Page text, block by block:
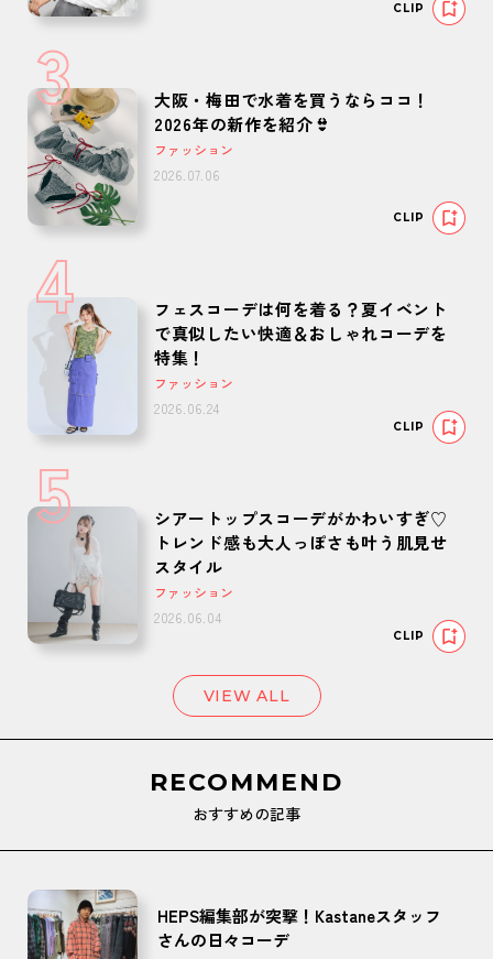
CLIP
3
大阪・梅田で水着を買うならココ！
2026年の新作を紹介👙
ファッション
2026.07.06
CLIP
4
フェスコーデは何を着る？夏イベント
で真似したい快適＆おしゃれコーデを
特集！
ファッション
2026.06.24
CLIP
5
シアートップスコーデがかわいすぎ♡
トレンド感も大人っぽさも叶う肌見せ
スタイル
ファッション
2026.06.04
CLIP
VIEW ALL
RECOMMEND
おすすめの記事
HEPS編集部が突撃！Kastaneスタッフ
さんの日々コーデ